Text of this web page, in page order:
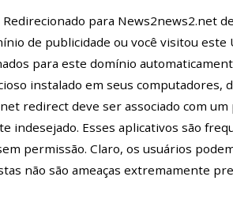
Redirecionado para News2news2.net
de publicidade ou você visitou este
para este domínio
instalado em seus computadores,
redirect deve ser associado com
indesejado. Esses aplicativos são
permissão. Claro, os usuários
não são ameaças extremamente